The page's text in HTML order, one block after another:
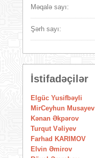
Məqalə sayı:
Şərh sayı:
İstifadəçilər
Elgüc Yusifbəyli
MirCeyhun Musayev
Kənan Əkpərov
Turqut Vəliyev
Farhad KARIMOV
Elvin Əmirov